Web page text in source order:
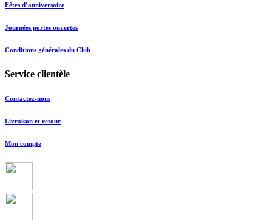
Fêtes d’anniversaire
Journées portes ouvertes
Conditions générales du Club
Service clientèle
Contactez-nous
Livraison et retour
Mon compte